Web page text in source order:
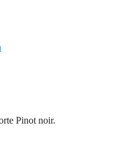
Pinot noir.